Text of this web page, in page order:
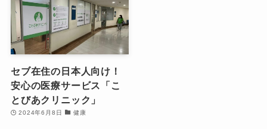
セブ在住の日本人向け！
安心の医療サービス「こ
とびあクリニック」
2024年6月8日 健康